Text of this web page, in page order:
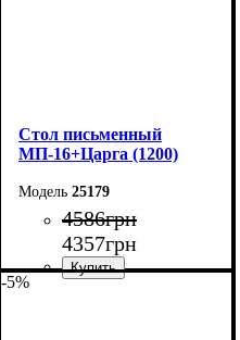
Cтол письменный
МП-16+Царга (1200)
25179
4586грн
4357грн
-5%